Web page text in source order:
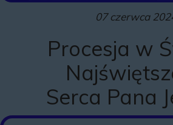
07 czerwca
Procesja w
Serca Pana